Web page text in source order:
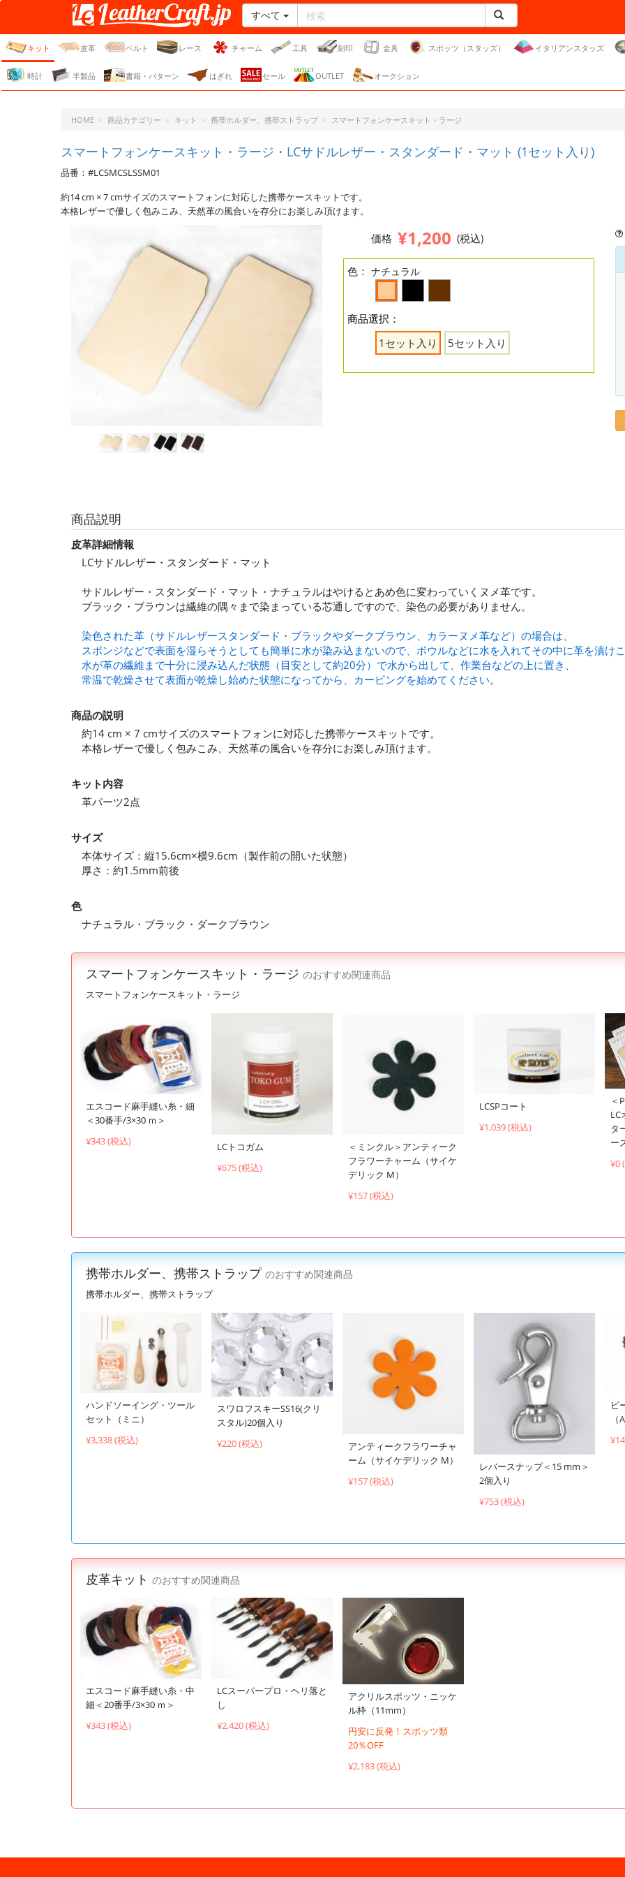
レザークラフト・ドット・
ジェーピー
すべて
キット 皮革 ベルト レース チャーム 工具 刻印 金具 スポッツ（スタッズ） イタリアンスタッズ
時計 半製品 書籍・パターン はぎれ セール OUTLET オークション
HOME 商品カテゴリー キット 携帯ホルダー、携帯ストラップ スマートフォンケースキット・ラージ
スマートフォンケースキット・ラージ・LCサドルレザー・スタンダード・マット (1セット入り)
品番：#LCSMCSLSSM01
約14 cm × 7 cmサイズのスマートフォンに対応した携帯ケースキットです。
本格レザーで優しく包みこみ、天然革の風合いを存分にお楽しみ頂けます。
価格 ¥1,200 (税込)
色： ナチュラル
商品選択：
1セット入り
5セット入り
商品説明
皮革詳細情報
LCサドルレザー・スタンダード・マット
サドルレザー・スタンダード・マット・ナチュラルはやけるとあめ色に変わっていくヌメ革です。
ブラック・ブラウンは繊維の隅々まで染まっている芯通しですので、染色の必要がありません。
染色された革（サドルレザースタンダード・ブラックやダークブラウン、カラーヌメ革など）の場合は、
スポンジなどで表面を湿らそうとしても簡単に水が染み込まないので、ボウルなどに水を入れてその中に革を漬け
水が革の繊維まで十分に浸み込んだ状態（目安として約20分）で水から出して、作業台などの上に置き、
常温で乾燥させて表面が乾燥し始めた状態になってから、カービングを始めてください。
商品の説明
約14 cm × 7 cmサイズのスマートフォンに対応した携帯ケースキットです。
本格レザーで優しく包みこみ、天然革の風合いを存分にお楽しみ頂けます。
キット内容
革パーツ2点
サイズ
本体サイズ：縦15.6cm×横9.6cm（製作前の開いた状態）
厚さ：約1.5mm前後
色
ナチュラル・ブラック・ダークブラウン
スマートフォンケースキット・ラージ のおすすめ関連商品
スマートフォンケースキット・ラージ
エスコード麻手縫い糸・細
＜30番手/3×30 ｍ＞
¥343 (税込)
LCトコガム
¥675 (税込)
＜ミンクル＞アンティーク
フラワーチャーム（サイケ
デリック M）
¥157 (税込)
LCSPコート
¥1,039 (税込)
＜
LC
タ
ー
¥0
携帯ホルダー、携帯ストラップ のおすすめ関連商品
携帯ホルダー、携帯ストラップ
ハンドソーイング・ツール
セット（ミニ）
¥3,338 (税込)
スワロフスキーSS16(クリ
スタル)20個入り
¥220 (税込)
アンティークフラワーチャ
ーム（サイケデリック M）
¥157 (税込)
レバースナップ＜15 mm＞
2個入り
¥753 (税込)
ビ
（
皮革キット のおすすめ関連商品
エスコード麻手縫い糸・中
細＜20番手/3×30 ｍ＞
¥343 (税込)
LCスーパープロ・ヘリ落と
し
¥2,420 (税込)
アクリルスポッツ・ニッケ
ル枠（11mm）
円安に反発！スポッツ類
20％OFF
¥2,183 (税込)